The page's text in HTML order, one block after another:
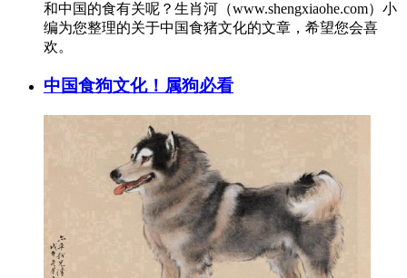
和中国的食有关呢？生肖河（www.shengxiaohe.com）小
编为您整理的关于中国食猪文化的文章，希望您会喜
欢。
中国食狗文化！属狗必看